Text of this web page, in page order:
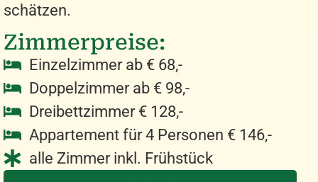
schätzen.
Zimmerpreise:
Einzelzimmer ab € 68,-
Doppelzimmer ab € 98,-
Dreibettzimmer € 128,-
Appartement für 4 Personen € 146,-
alle Zimmer inkl. Frühstück